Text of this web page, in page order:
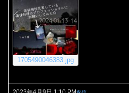
1705490046383.jpg